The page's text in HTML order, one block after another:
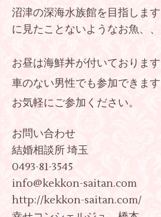
沼津の深海水族館を目指しま
に見たことないようなお魚、、
お昼は海鮮丼が付いております
車のない男性でも参加できます
お気軽にご参加ください。
お問い合わせ
結婚相談所 埼玉
0493-81-3545
info@kekkon-saitan.com
http://kekkon-saitan.com/